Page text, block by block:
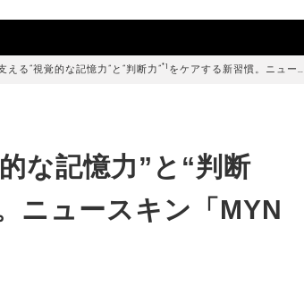
える“視覚的な記憶力”と“判断力” *1 をケアする新習慣。ニュー…
な記憶力”と“判断
ニュースキン「MYN